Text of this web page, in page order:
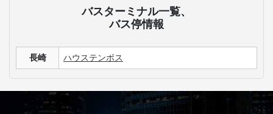
バスターミナル一覧、
バス停情報
長崎 ハウステンボス